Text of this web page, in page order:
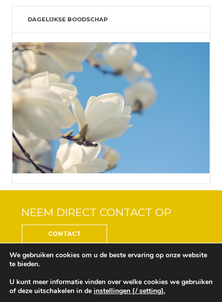
DAGELIJKSE BOODSCHAP
NEEM DIRECT CONTACT OP
CONTACT
Center of the Soul © 2018 Alle rechten voorbehouden
Ontwikkeling en ontwerp doorDesign Depot
We gebruiken cookies om u de beste ervaring op onze website
te bieden.
U kunt meer informatie vinden over welke cookies we gebruiken
of deze uitschakelen in de instellingen [/ setting].